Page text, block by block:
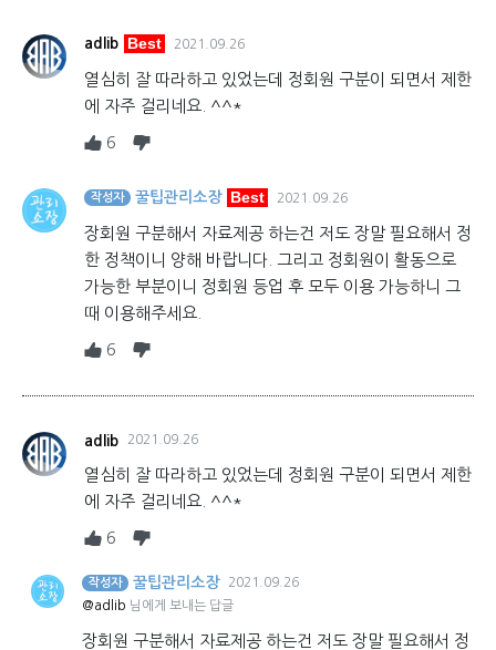
adlib Best 2021.09.26
열심히 잘 따라하고 있었는데 정회원 구분이 되면서 제한
에 자주 걸리네요. ^^*
6
작성자 꿀팁관리소장 Best 2021.09.26
장회원 구분해서 자료제공 하는건 저도 장말 필요해서 정
한 정책이니 양해 바랍니다. 그리고 정회원이 활동으로
가능한 부분이니 정회원 등업 후 모두 이용 가능하니 그
때 이용해주세요.
6
adlib 2021.09.26
열심히 잘 따라하고 있었는데 정회원 구분이 되면서 제한
에 자주 걸리네요. ^^*
6
작성자 꿀팁관리소장
2021.09.26
@adlib 님에게 보내는 답글
장회원 구분해서 자료제공 하는건 저도 장말 필요해서 정